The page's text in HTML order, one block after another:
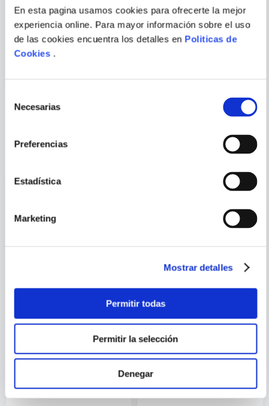
En esta pagina usamos cookies para ofrecerte la mejor
experiencia online. Para mayor información sobre el uso
de las cookies encuentra los detalles en Politicas de
Cookies.
Necesarias
Preferencias
Estadística
Marketing
Mostrar detalles
Permitir todas
Permitir la selección
Denegar
ENVIAR
COMENTARIO
JOHN FANTE
HAMBRE
TOM SHARPE
BECAS FLACAS
VISTE
VER TODOS
JAMES JOYCE
LECTURA ANOTADA DE